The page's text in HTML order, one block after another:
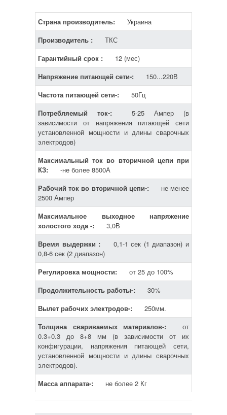
Страна производитель:
Украина
Производитель :
ТКС
Гарантийный срок :
12 (мес)
Напряжение питающей сети-:
150...220В
Частота питающей сети-:
50Гц
Потребляемый ток-:
5-25 Ампер (в
зависимости от напряжения питающей сети
установленной мощности и длины сварочных
электродов)
Максимальный ток во вторичной цепи при
КЗ:
-не более 8500А
Рабочий ток во вторичной цепи-:
не менее
2500 Ампер
Максимальное выходное напряжение
холостого хода -:
3,0В
Время выдержки :
0,1-1 сек (1 диапазон) и
0,8-6 сек (2 диапазон)
Регулировка мощности:
от 25 до 100%
Продолжительность работы-:
30%
Вылет рабочих электродов-:
250мм.
Толщина свариваемых материалов-:
от
0.3+0.3 до 8+8 мм (в зависимости от их
конфигурации, напряжения питающей сети,
установленной мощности и длины сварочных
электродов).
Масса аппарата-:
не более 2 Кг